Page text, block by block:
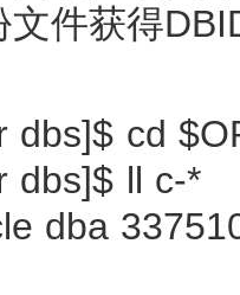
件获得
dbs]$ cd
dbs]$ ll c-*
dba